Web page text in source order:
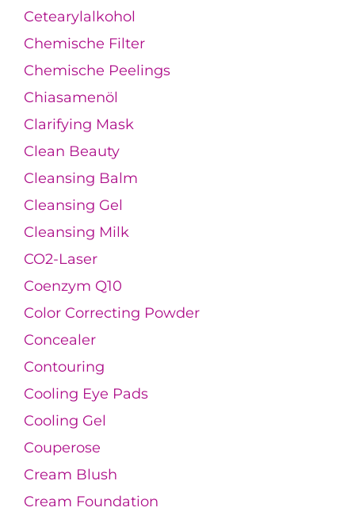
Cetearylalkohol
Chemische Filter
Chemische Peelings
Chiasamenöl
Clarifying Mask
Clean Beauty
Cleansing Balm
Cleansing Gel
Cleansing Milk
CO2-Laser
Coenzym Q10
Color Correcting Powder
Concealer
Contouring
Cooling Eye Pads
Cooling Gel
Couperose
Cream Blush
Cream Foundation